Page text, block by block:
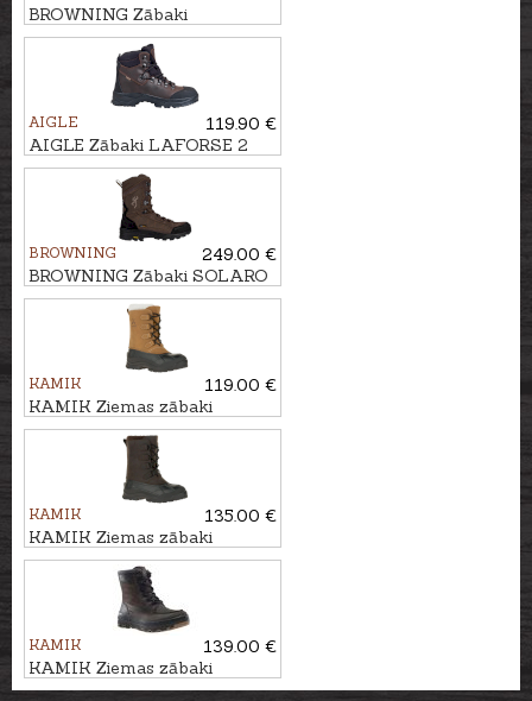
BROWNING Zābaki
HUNTSMAN II Taupe
AIGLE
119.90 €
AIGLE Zābaki LAFORSE 2
MTD
BROWNING
249.00 €
BROWNING Zābaki SOLARO
KAMIK
119.00 €
KAMIK Ziemas zābaki
ALBORG
KAMIK
135.00 €
KAMIK Ziemas zābaki
ALBORG
KAMIK
139.00 €
KAMIK Ziemas zābaki
INCEPTION